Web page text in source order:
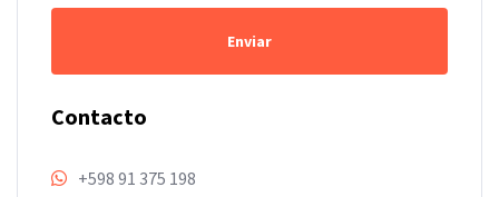
Enviar
Contacto
+598 91 375 198